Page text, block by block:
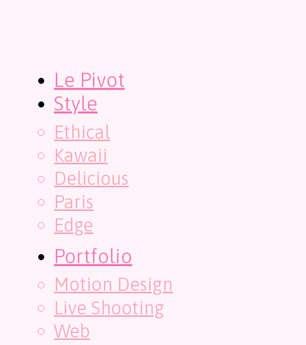
Le Pivot
Style
Ethical
Kawaii
Delicious
Paris
Edge
Portfolio
Motion Design
Live Shooting
Web